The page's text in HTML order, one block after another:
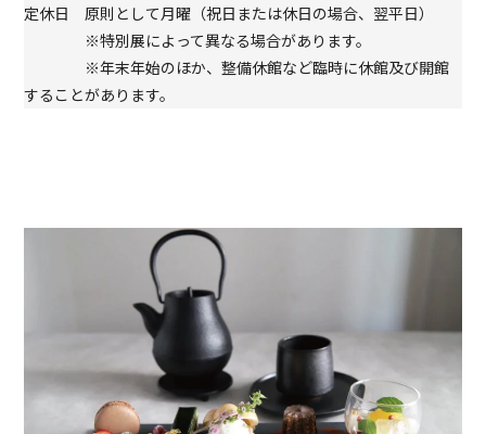
定休日 原則として月曜（祝日または休日の場合、翌平日）
※特別展によって異なる場合があります。
※年末年始のほか、整備休館など臨時に休館及び開館
することがあります。